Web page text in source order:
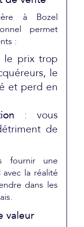
à Bozel
permet
:
le prix trop
le
et perd en
: vous
de
fournir une
la réalité
dans les
valeur